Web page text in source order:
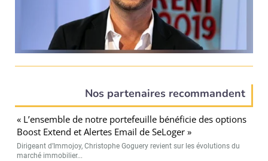
Nos partenaires recommandent
« L’ensemble de notre portefeuille bénéficie des options
Boost Extend et Alertes Email de SeLoger »
Dirigeant d’Immojoy, Christophe Goguery revient sur les évolutions du
marché immobilier...